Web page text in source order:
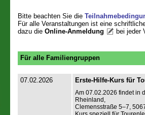
Bitte beachten Sie die
Für alle Veranstaltungen ist eine
dazu die Online-Anmeldung bei jeder
Für alle Familiengruppen
07.02.2026 Erste-Hilfe-Kurs für
Am 07.02.2026 findet in
Rheinland,
Clemensstraße 5–7,